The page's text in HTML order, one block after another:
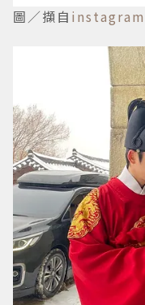
圖／擷自 instagram